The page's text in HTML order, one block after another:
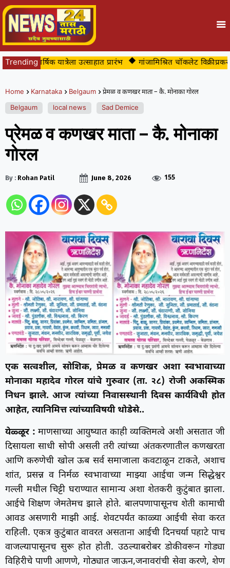
Trending
वार्षिक यात्रेला उत्साहात प्रारंभ गांजामिश्रित चॉकलेट विक्रीप्रकरणी
Home Karnataka Belgaum
प्रेमळ व कणखर माता – कै. मोनाका गोरल
Belgaum
local news Sad Demice
प्रेमळ व कणखर माता – कै. मोनाका
गोरल
By : Rohan Patil June 8, 2026 155
एक सत्वशील, सोशिक, प्रेमळ व कणखर अशा स्वभावाच्या
मोनाका महादेव गोरल यांचे गुरुवार (ता. २८) रोजी अकस्मिक
निधन झाले. आज त्यांच्या निवासस्थानी दिवस कार्यविधी होत
आहेत, त्यानिमित्त त्यांच्याविषयी थोडेसे..
येळ्ळूर : माणसाच्या आयुष्यात काही व्यक्तिमत्वे अशी असतात जी
दिसायला साधी सोपी असली तरी त्यांच्या अंतकरणातील कणखरता
आणि करुणेची खोल ऊब सर्व समाजाला कवटाळून टाकते, अशाच
शांत, प्रसन्न व निर्मळ स्वभावाच्या माझ्या आईचा जन्म सिद्धेश्वर
गल्ली मधील चिट्टी घराण्यात सामान्य अशा शेतकरी कुटुंबात झाला.
आईचे शिक्षण जेमतेमच झाले होते. बालपणापासूनच शेती कामाची
आवड असणारी माझी आई. शेवटपर्यंत काळ्या आईची सेवा करत
राहिली. एकत्र कुटुंबात वावरत असताना आईची दिनचर्या पहाटे पाच
वाजल्यापासूनच सुरू होत होती. उठल्याबरोबर डोकीवरून गोड्या
विहिरीचे पाणी आणणे, गोठ्यात जाऊन,जनावरांची सेवा करणे, शेण